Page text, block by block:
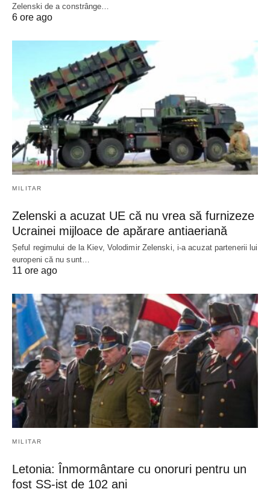
Zelenski de a constrânge…
6 ore ago
MILITAR
Zelenski a acuzat UE că nu vrea să furnizeze
Ucrainei mijloace de apărare antiaeriană
Șeful regimului de la Kiev, Volodimir Zelenski, i-a acuzat partenerii lui
europeni că nu sunt…
11 ore ago
MILITAR
Letonia: Înmormântare cu onoruri pentru un
fost SS-ist de 102 ani